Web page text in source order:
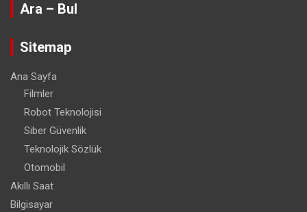
Ara – Bul
Sitemap
Ana Sayfa
Filmler
Robot Teknolojisi
Siber Güvenlik
Teknolojik Sözlük
Otomobil
Akıllı Saat
Bilgisayar